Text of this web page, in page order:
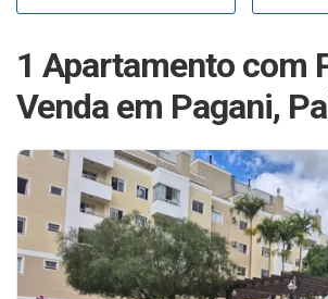
1 Apartamento com
Venda em Pagani,